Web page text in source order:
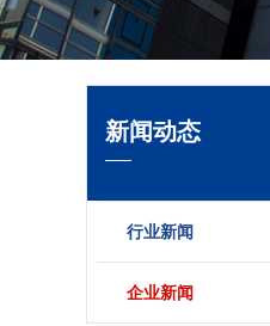
新闻动态
行业新闻
企业新闻